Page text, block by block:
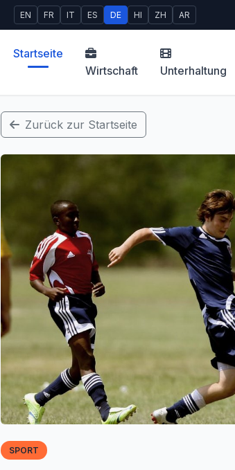
EN FR IT ES DE HI ZH AR
Startseite
Wirtschaft
Unterhaltung
Zurück zur Startseite
SPORT